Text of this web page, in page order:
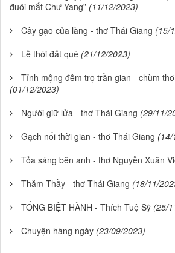
đuôi mắt Chư Yang” (11/12/2023)
Cây gạo của làng - thơ Thái Giang (15/
Lề thói đất quê (21/12/2023)
Tỉnh mộng đêm trọ trần gian - chùm
(01/12/2023)
Người giữ lửa - thơ Thái Giang (29/11/
Gạch nối thời gian - thơ Thái Giang (14/
Tỏa sáng bên anh - thơ Nguyễn Xuân
Thăm Thầy - thơ Thái Giang (18/11/
TỐNG BIỆT HÀNH - Thích Tuệ Sỹ (25/
Chuyện hàng ngày (23/09/2023)